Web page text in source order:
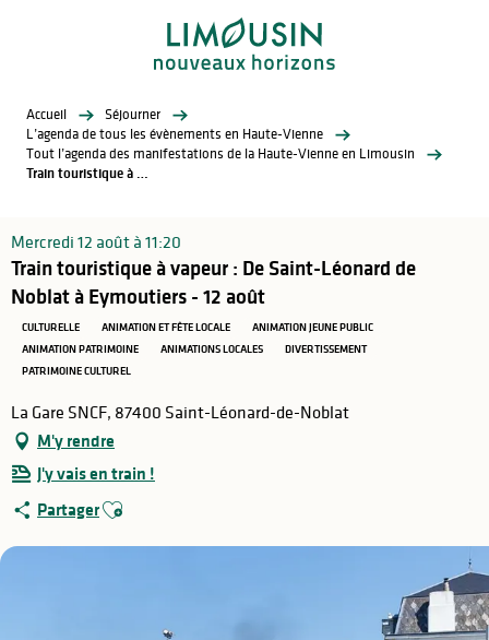
Accueil
Séjourner
L’agenda de tous les évènements en Haute-Vienne
Tout l’agenda des manifestations de la Haute-Vienne en Limousin
Train touristique à vapeur : De Saint-Léonard de Noblat à Eymoutiers - 12 août
Mercredi 12 août à 11:20
Train touristique à vapeur : De Saint-Léonard de
Noblat à Eymoutiers - 12 août
CULTURELLE ANIMATION ET FÊTE LOCALE
ANIMATION JEUNE PUBLIC
ANIMATION PATRIMOINE
ANIMATIONS LOCALES
DIVERTISSEMENT
PATRIMOINE CULTUREL
La Gare SNCF, 87400 Saint-Léonard-de-Noblat
M'y rendre
J'y vais en train !
PartagerAjouter aux favoris